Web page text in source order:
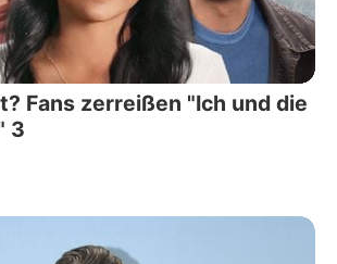
Fans zerreißen "Ich und die
3